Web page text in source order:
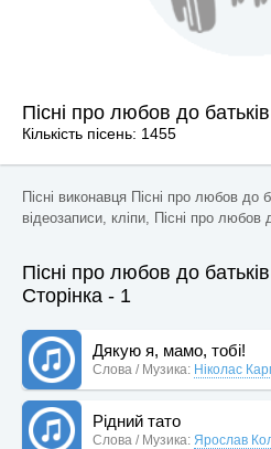
Пісні про любов до батьків
Кількість пісень: 1455
Пісні виконавця Пісні про любов до
відеозаписи, кліпи, Пісні про любов
Пісні про любов до
Сторінка - 1
Дякую я, мамо, тобі!
Слова / Музика: Ніколас
Рідний тато
Слова / Музика: Ярослав